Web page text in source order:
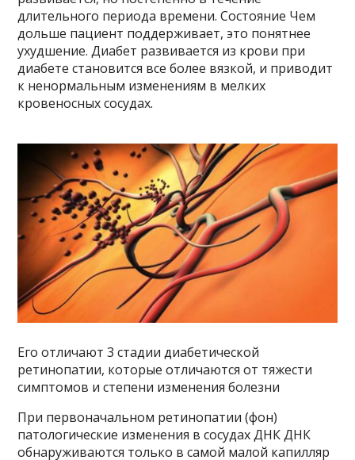
длительного периода времени. Состояние Чем
дольше пациент поддерживает, это понятнее
ухудшение. Диабет развивается из крови при
диабете становится все более вязкой, и приводит
к ненормальным изменениям в мелких
кровеносных сосудах.
Его отличают 3 стадии диабетической
ретинопатии, которые отличаются от тяжести
симптомов и степени изменения болезни
При первоначальном ретинопатии (фон)
патологические изменения в сосудах ДНК ДНК
обнаруживаются только в самой малой капилляр